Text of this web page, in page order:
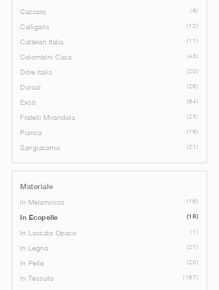
Caccaro
9
Calligaris 12
Cattelan Italia 11
Colombini Casa 43
Ditre Italia 20
Dorsal 26
Excò 64
Fratelli Mirandola 25
Pianca 18
Sangiacomo 21
Materiale
In Melaminico
16
In Ecopelle 18
In Laccato Opaco 1
In Legno 27
In Pelle 20
In Tessuto 167